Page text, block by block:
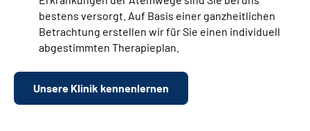
bestens versorgt. Auf Basis einer ganzheitlichen
Betrachtung erstellen wir für Sie einen individuell
abgestimmten Therapieplan.
Unsere Klinik kennenlernen